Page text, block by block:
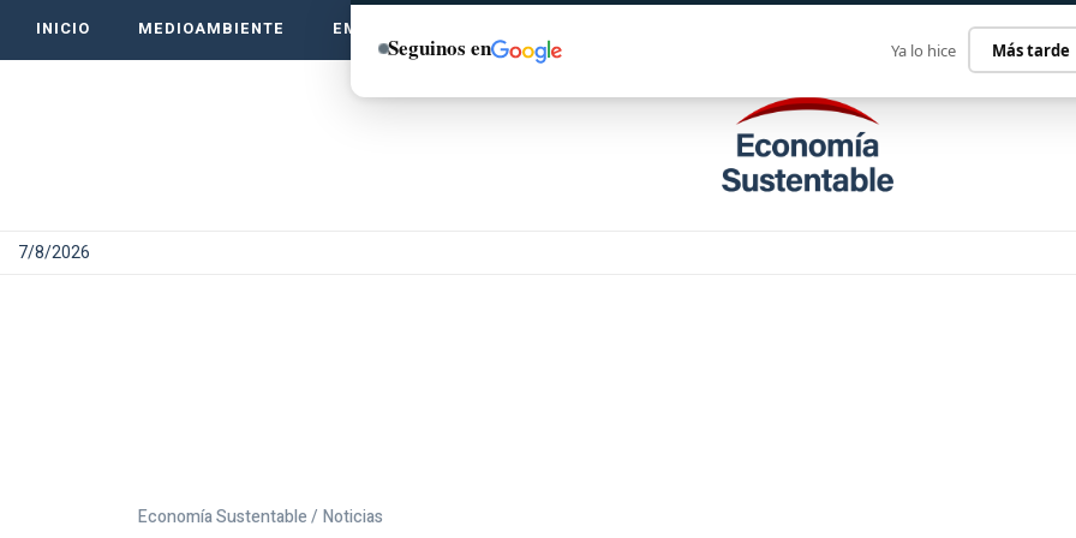
INICIO MEDIOAMBIENTE EMPRENDE VERDE
7/8/2026
Economía Sustentable / Noticias
Seguinos en Ya lo hice Más tarde